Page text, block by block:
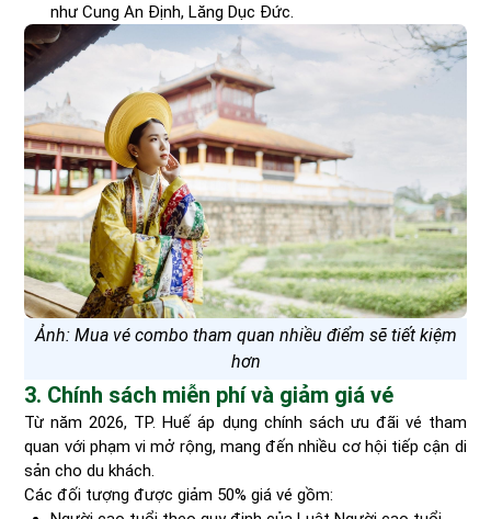
như Cung An Định, Lăng Dục Đức.
Ảnh: Mua vé combo tham quan nhiều điểm sẽ tiết kiệm
hơn
3. Chính sách miễn phí và giảm giá vé
Từ năm 2026, TP. Huế áp dụng chính sách ưu đãi vé tham
quan với phạm vi mở rộng, mang đến nhiều cơ hội tiếp cận di
sản cho du khách.
Các đối tượng được giảm 50% giá vé gồm: